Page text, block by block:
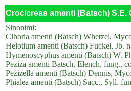
Crocicreas amenti (Batsch) S.E.
Sinonimi:
Ciboria amenti (Batsch) Whetzel,
Helotium amenti (Batsch) Fuckel, Jb.
Hymenoscyphus amenti (Batsch) W.
Peziza amenti Batsch, Elench. fung.,
Pezizella amenti (Batsch) Dennis,
Phialea amenti (Batsch) Sacc., Syll.